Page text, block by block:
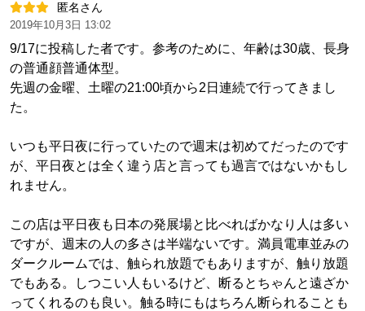
匿名さん
2019年10月3日 13:02
9/17に投稿した者です。参考のために、年齢は30歳、長身
の普通顔普通体型。
先週の金曜、土曜の21:00頃から2日連続で行ってきまし
た。
いつも平日夜に行っていたので週末は初めてだったのです
が、平日夜とは全く違う店と言っても過言ではないかもし
れません。
この店は平日夜も日本の発展場と比べればかなり人は多い
ですが、週末の人の多さは半端ないです。満員電車並みの
ダークルームでは、触られ放題でもありますが、触り放題
でもある。しつこい人もいるけど、断るとちゃんと遠ざか
ってくれるのも良い。触る時にもはちろん断られることも